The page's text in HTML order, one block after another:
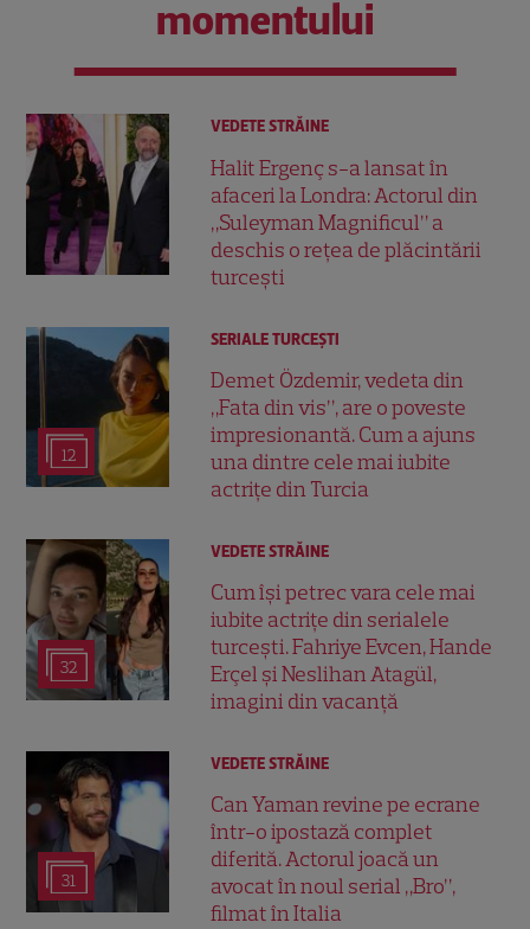
momentului
VEDETE STRĂINE
Halit Ergenç s-a lansat în
afaceri la Londra: Actorul din
„Suleyman Magnificul” a
deschis o rețea de plăcintării
turcești
12
SERIALE TURCEŞTI
Demet Özdemir, vedeta din
„Fata din vis”, are o poveste
impresionantă. Cum a ajuns
una dintre cele mai iubite
actrițe din Turcia
32
VEDETE STRĂINE
Cum își petrec vara cele mai
iubite actrițe din serialele
turcești. Fahriye Evcen, Hande
Erçel și Neslihan Atagül,
imagini din vacanță
31
VEDETE STRĂINE
Can Yaman revine pe ecrane
într-o ipostază complet
diferită. Actorul joacă un
avocat în noul serial „Bro”,
filmat în Italia